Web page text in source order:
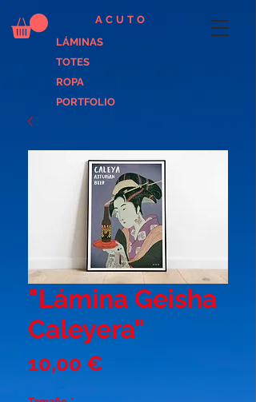
LÁMINAS
TOTES
ROPA
PORTFOLIO
ACUTO
"Lámina Geisha
Caleyera"
10,00 €